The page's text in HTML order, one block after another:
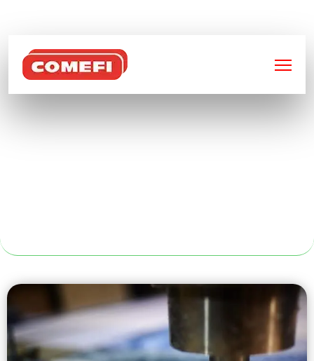
FABRICANT DE